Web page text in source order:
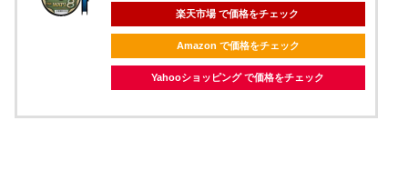
楽天市場 で価格をチェック
Amazon で価格をチェック
Yahooショッピング で価格をチェック